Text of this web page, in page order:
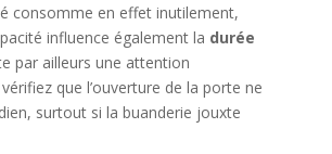
consomme en effet inutilement,
influence également la durée
par ailleurs une attention
que l’ouverture de la porte ne
surtout si la buanderie jouxte